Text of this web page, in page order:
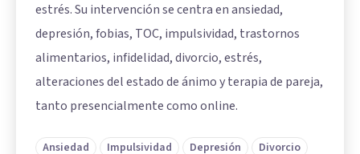
estrés. Su intervención se centra en ansiedad,
depresión, fobias, TOC, impulsividad, trastornos
alimentarios, infidelidad, divorcio, estrés,
alteraciones del estado de ánimo y terapia de pareja,
tanto presencialmente como online.
Ansiedad Impulsividad Depresión
Divorcio